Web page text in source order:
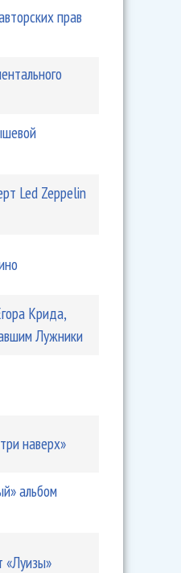
прав
Led Zeppelin
Крида,
Лужники
наверх»
альбом
«Луизы»